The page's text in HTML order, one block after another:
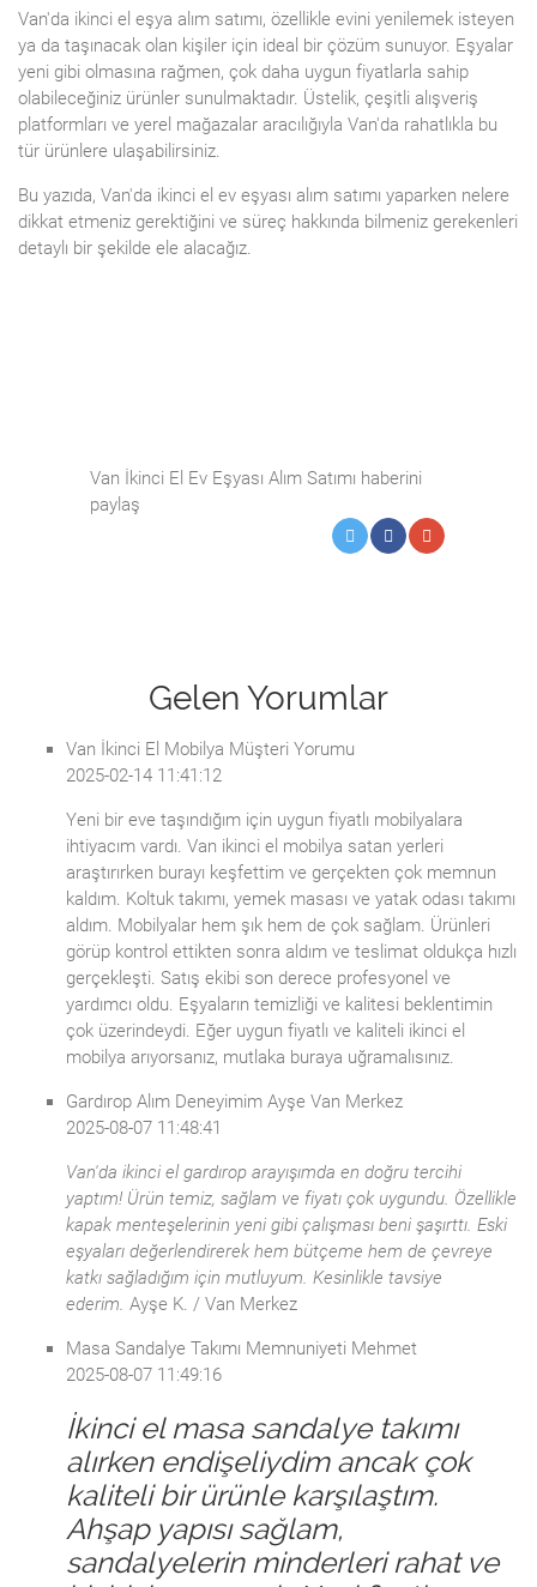
Van'da ikinci el eşya alım satımı, özellikle evini yenilemek isteyen
ya da taşınacak olan kişiler için ideal bir çözüm sunuyor. Eşyalar
yeni gibi olmasına rağmen, çok daha uygun fiyatlarla sahip
olabileceğiniz ürünler sunulmaktadır. Üstelik, çeşitli alışveriş
platformları ve yerel mağazalar aracılığıyla Van'da rahatlıkla bu
tür ürünlere ulaşabilirsiniz.
Bu yazıda, Van'da ikinci el ev eşyası alım satımı yaparken nelere
dikkat etmeniz gerektiğini ve süreç hakkında bilmeniz gerekenleri
detaylı bir şekilde ele alacağız.
Van İkinci El Ev Eşyası Alım Satımı haberini
paylaş
Gelen Yorumlar
Van İkinci El Mobilya Müşteri Yorumu
2025-02-14 11:41:12
Yeni bir eve taşındığım için uygun fiyatlı mobilyalara
ihtiyacım vardı. Van ikinci el mobilya satan yerleri
araştırırken burayı keşfettim ve gerçekten çok memnun
kaldım. Koltuk takımı, yemek masası ve yatak odası takımı
aldım. Mobilyalar hem şık hem de çok sağlam. Ürünleri
görüp kontrol ettikten sonra aldım ve teslimat oldukça hızlı
gerçekleşti. Satış ekibi son derece profesyonel ve
yardımcı oldu. Eşyaların temizliği ve kalitesi beklentimin
çok üzerindeydi. Eğer uygun fiyatlı ve kaliteli ikinci el
mobilya arıyorsanız, mutlaka buraya uğramalısınız.
Gardırop Alım Deneyimim Ayşe Van Merkez
2025-08-07 11:48:41
Van'da ikinci el gardırop arayışımda en doğru tercihi
yaptım! Ürün temiz, sağlam ve fiyatı çok uygundu. Özellikle
kapak menteşelerinin yeni gibi çalışması beni şaşırttı. Eski
eşyaları değerlendirerek hem bütçeme hem de çevreye
katkı sağladığım için mutluyum. Kesinlikle tavsiye
ederim. Ayşe K. / Van Merkez
Masa Sandalye Takımı Memnuniyeti Mehmet
2025-08-07 11:49:16
İkinci el masa sandalye takımı
alırken endişeliydim ancak çok
kaliteli bir ürünle karşılaştım.
Ahşap yapısı sağlam,
sandalyelerin minderleri rahat ve